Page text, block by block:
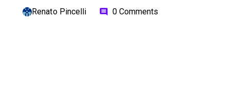
Renato Pincelli comment 0 Comments